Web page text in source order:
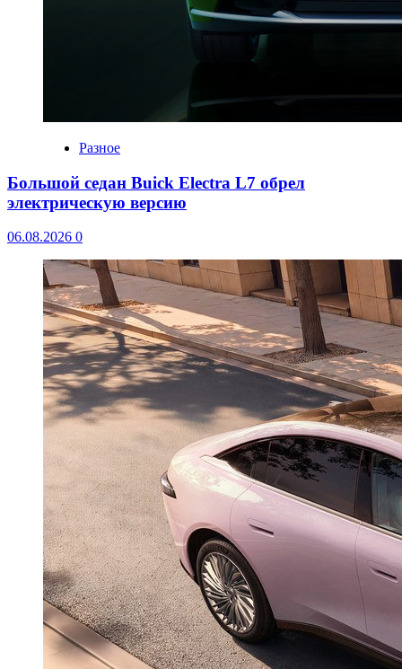
Разное
Большой седан Buick Electra L7 обрел
электрическую версию
06.08.2026 0